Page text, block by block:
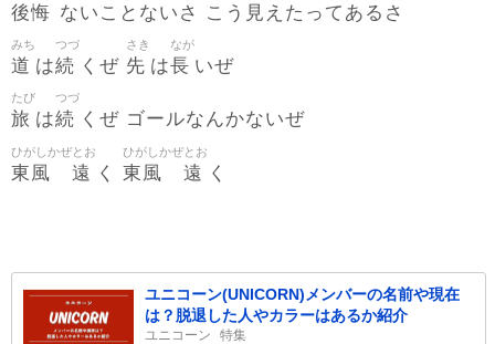
後悔 ないことないさ こう 見 えたってあるさ
道
みち
は続
つづ
くぜ 先
さき
は長
なが
いぜ
旅
たび
は続
つづ
くぜ ゴールなんかないぜ
東風
ひがしかぜ
遠
とお
く 東風
ひがしかぜ
遠
とお
く
ユニコーン(UNICORN)メンバーの名前や現在
は？脱退した人やカラーはあるか紹介
ユニコーン 特集